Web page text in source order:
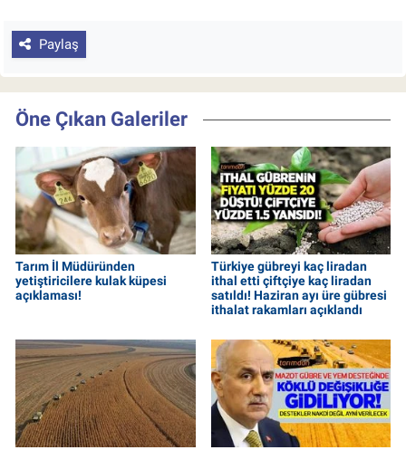
Paylaş
Öne Çıkan Galeriler
Tarım İl Müdüründen
yetiştiricilere kulak küpesi
açıklaması!
Türkiye gübreyi kaç liradan
ithal etti çiftçiye kaç liradan
satıldı! Haziran ayı üre gübresi
ithalat rakamları açıklandı